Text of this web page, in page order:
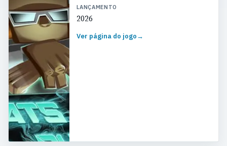
LANÇAMENTO
2026
Ver página do jogo→